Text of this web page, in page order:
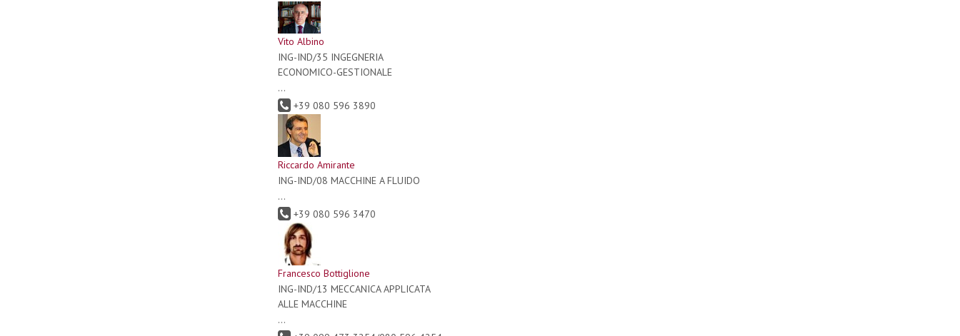
Vito Albino
ING-IND/35 INGEGNERIA
ECONOMICO-GESTIONALE
...
+39 080 596 3890
Riccardo Amirante
ING-IND/08 MACCHINE A FLUIDO
...
+39 080 596 3470
Francesco Bottiglione
ING-IND/13 MECCANICA APPLICATA
ALLE MACCHINE
...